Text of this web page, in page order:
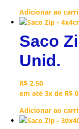
Adicionar ao
Saco
Unid.
R$ 2,50
em até 3x de R$
Adicionar ao